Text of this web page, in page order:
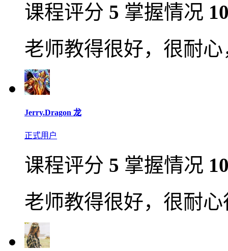
课程评分 5 掌握情况
老师教得很好，很耐
Jerry.Dragon 龙
正式用户
课程评分 5 掌握情况
老师教得很好，很耐